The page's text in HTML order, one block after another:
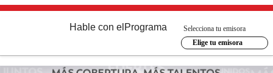
Hable con el Programa
Selecciona tu emisora
Elige tu emisora